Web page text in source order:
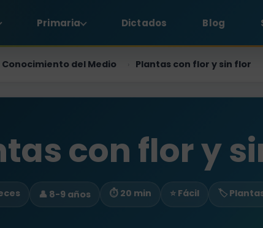
Primaria Dictados Blog
Conocimiento del Medio › Plantas con flor y sin flor
con flor y
👤 8-9 años ⏱ 20 min ⭐ Fácil 🏷️